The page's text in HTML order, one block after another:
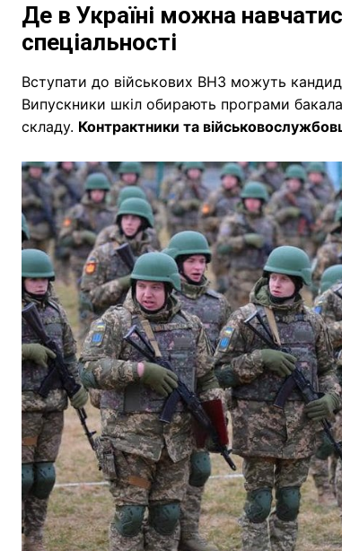
Де в Україні можна
спеціальності
Вступати до військових ВНЗ можуть
Випускники шкіл обирають програми
складу. Контрактники та